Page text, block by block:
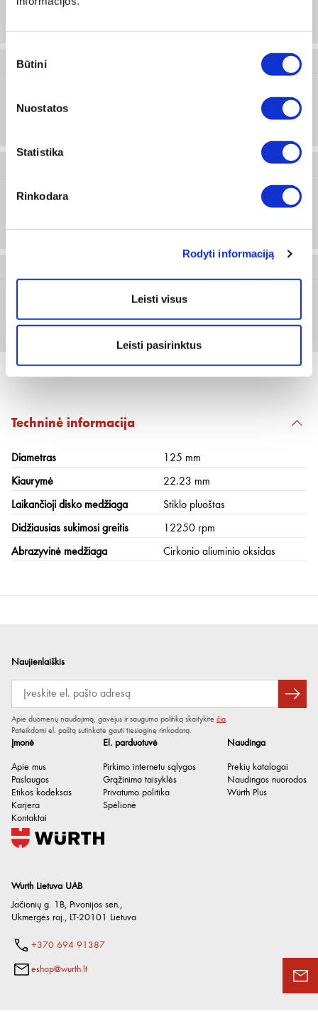
pasirinkimas
Būtini
Nuostatos
Statistika
Rinkodara
Rodyti informaciją
Leisti visus
Leisti pasirinktus
120
0579 430 324
Prisijungti arba registruotis
10 vnt
80
Prisijungti arba registruotis
Techninė informacija
Diametras 125 mm
Kiaurymė 22.23 mm
Laikančioji disko medžiaga Stiklo pluoštas
Didžiausias sukimosi greitis 12250 rpm
Abrazyvinė medžiaga Cirkonio aliuminio oksidas
Wurth Lietuva UAB
Jačionių g. 1B, Pivonijos sen.,
Ukmergės raj., LT-20101 Lietuva
+370 694 91387
eshop@wurth.lt
Įmonė
Apie mus
Paslaugos
Etikos kodeksas
Karjera
Kontaktai
El. parduotuvė
Pirkimo internetu sąlygos
Grąžinimo taisyklės
Privatumo politika
Spėlionė
Naudinga
Prekių katalogai
Naudingos nuorodos
Würth Plus
Naujienlaiškis
Apie duomenų naudojimą, gavėjus ir saugumo politiką skaitykite čia.
Pateikdami el. paštą sutinkate gauti tiesioginę rinkodarą.